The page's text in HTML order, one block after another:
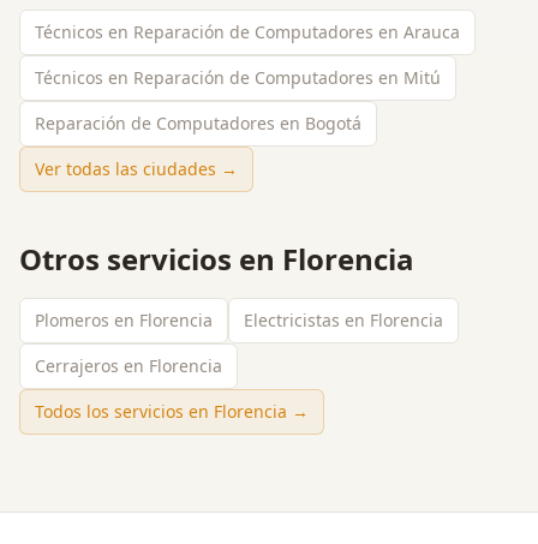
Técnicos en Reparación de Computadores en Arauca
Técnicos en Reparación de Computadores en Mitú
Reparación de Computadores en Bogotá
Ver todas las ciudades →
Otros servicios en Florencia
Plomeros en Florencia
Electricistas en Florencia
Cerrajeros en Florencia
Todos los servicios en Florencia →